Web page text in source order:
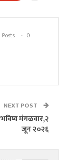
0
NEXT POST
मंगळवार,२
जून २०२६